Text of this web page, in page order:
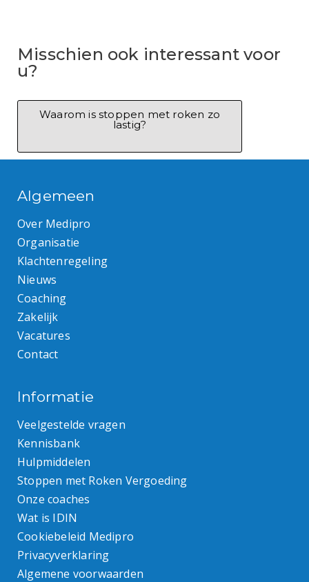
Misschien ook interessant voor
u?
Waarom is stoppen met roken zo
lastig?
Algemeen
Over Medipro
Organisatie
Klachtenregeling
Nieuws
Coaching
Zakelijk
Vacatures
Contact
Informatie
Veelgestelde vragen
Kennisbank
Hulpmiddelen
Stoppen met Roken Vergoeding
Onze coaches
Wat is IDIN
Cookiebeleid Medipro
Privacyverklaring
Algemene voorwaarden